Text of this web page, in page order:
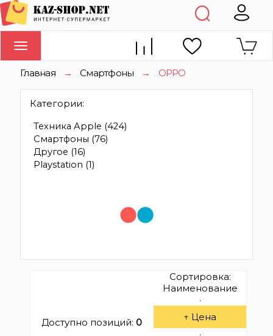
Toggle
navigation
Главная
→ Смартфоны → OPPO
Категории:
Техника Apple (424)
Смартфоны (76)
Другое (16)
Playstation (1)
Доступно позиций: 0
Сортировка:
Наименование
·
↑ Цена